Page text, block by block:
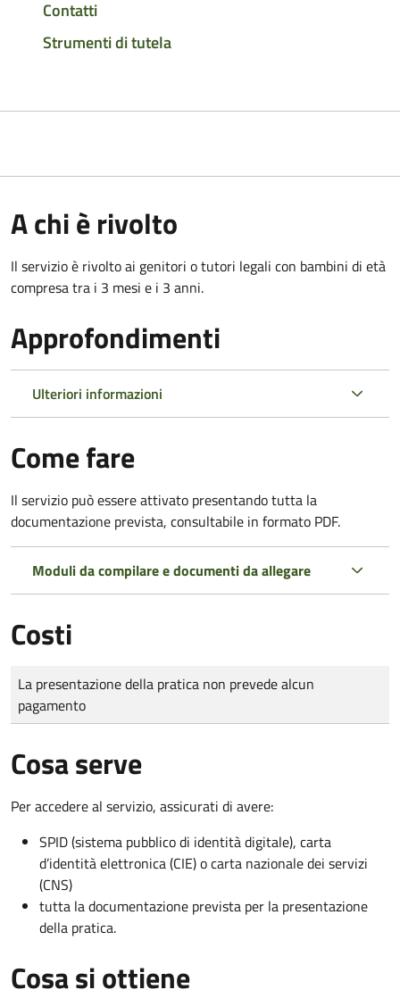
Contatti
Strumenti di tutela
A chi è rivolto
Il servizio è rivolto ai genitori o tutori legali con bambini di età
compresa tra i 3 mesi e i 3 anni.
Approfondimenti
Ulteriori informazioni
Come fare
Il servizio può essere attivato presentando tutta la
documentazione prevista, consultabile in formato PDF.
Moduli da compilare e documenti da allegare
Costi
Tipo di pagamento
Importo
La presentazione della pratica non prevede alcun
pagamento
Cosa serve
Per accedere al servizio, assicurati di avere:
SPID (sistema pubblico di identità digitale), carta
d’identità elettronica (CIE) o carta nazionale dei servizi
(CNS)
tutta la documentazione prevista per la presentazione
della pratica.
Cosa si ottiene